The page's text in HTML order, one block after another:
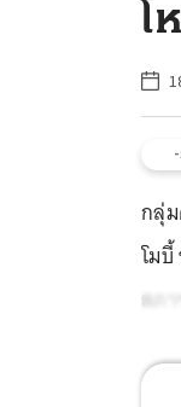
โ
กลุ่
โม
สภา